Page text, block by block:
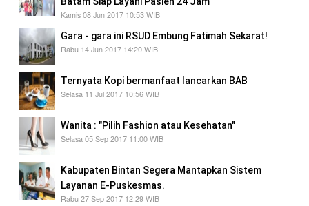
Kamis 08 Jun 2017 10:53 WIB
Gara - gara ini RSUD Embung Fatimah Sekarat!
Rabu 14 Jun 2017 14:20 WIB
Ternyata Kopi bermanfaat lancarkan BAB
Selasa 11 Jul 2017 10:56 WIB
Wanita : "Pilih Fashion atau Kesehatan"
Selasa 05 Sep 2017 11:00 WIB
Kabupaten Bintan Segera Mantapkan Sistem
Layanan E-Puskesmas.
Rabu 27 Sep 2017 12:29 WIB